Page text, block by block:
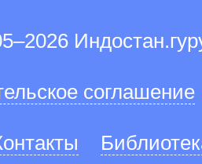
соглашение